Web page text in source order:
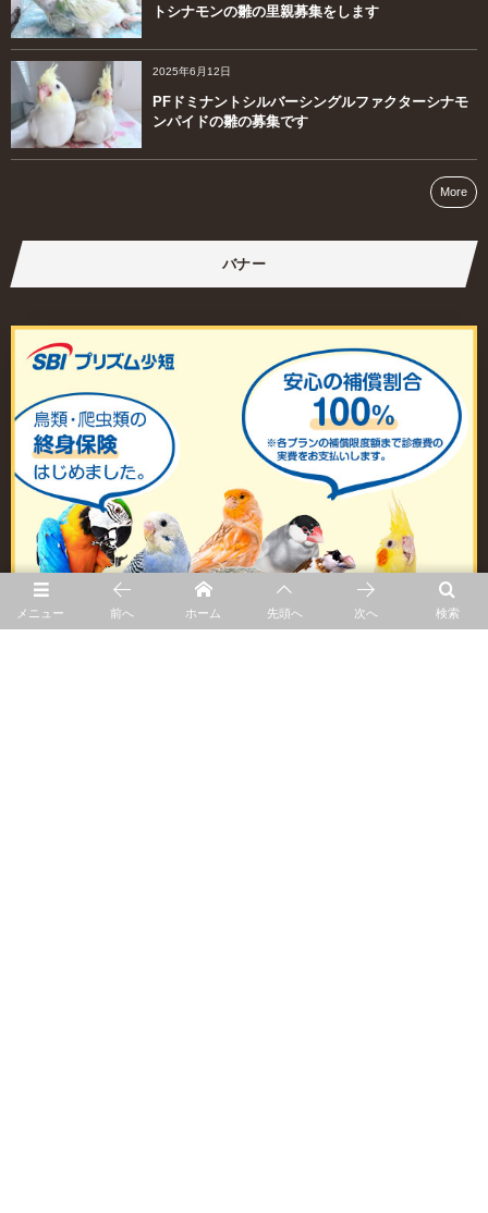
トシナモンの雛の里親募集をします
2025年6月12日
PFドミナントシルバーシングルファクターシナモ
ンパイドの雛の募集です
More
バナー
メニュー 検索
前へ ホーム 先頭へ 次へ